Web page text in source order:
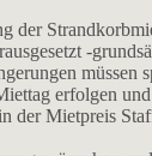
der
-
müssen
erfolgen
der Mietpreis